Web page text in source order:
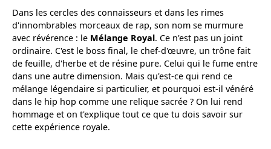
Dans les cercles des connaisseurs et dans les rimes
d'innombrables morceaux de rap, son nom se murmure
avec révérence : le Mélange Royal. Ce n'est pas un joint
ordinaire. C'est le boss final, le chef-d'œuvre, un trône fait
de feuille, d'herbe et de résine pure. Celui qui le fume entre
dans une autre dimension. Mais qu'est-ce qui rend ce
mélange légendaire si particulier, et pourquoi est-il vénéré
dans le hip hop comme une relique sacrée ? On lui rend
hommage et on t'explique tout ce que tu dois savoir sur
cette expérience royale.